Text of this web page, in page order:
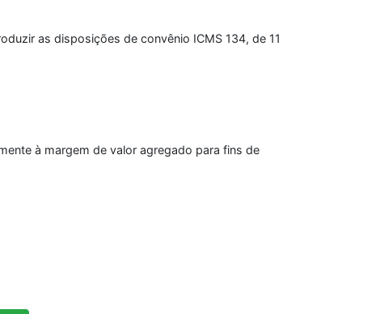
as disposições de convênio ICMS 134, de 11
à margem de valor agregado para fins de